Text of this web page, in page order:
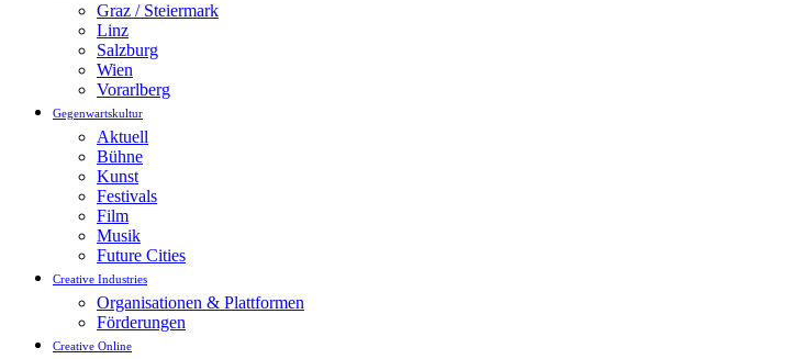
Graz / Steiermark
Linz
Salzburg
Wien
Vorarlberg
Gegenwartskultur
Aktuell
Bühne
Kunst
Festivals
Film
Musik
Future Cities
Creative Industries
Organisationen & Plattformen
Förderungen
Creative Online